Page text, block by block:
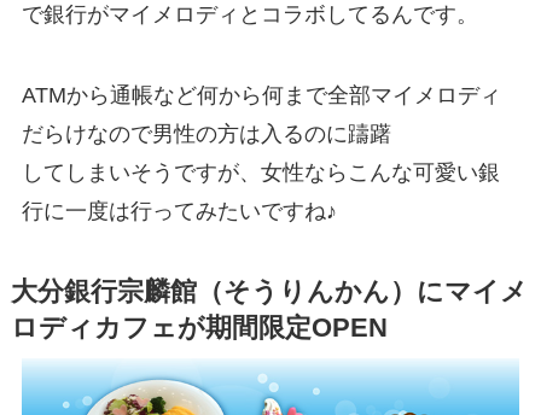
で銀行がマイメロディとコラボしてるんです。
ATMから通帳など何から何まで全部マイメロディ
だらけなので男性の方は入るのに躊躇
してしまいそうですが、女性ならこんな可愛い銀
行に一度は行ってみたいですね♪
大分銀行宗麟館（そうりんかん）にマイメ
ロディカフェが期間限定OPEN